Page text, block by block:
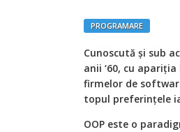
PROGRAMARE
Cunoscută şi sub
anii ‘60, cu
firmelor de
topul preferinţele
OOP este o